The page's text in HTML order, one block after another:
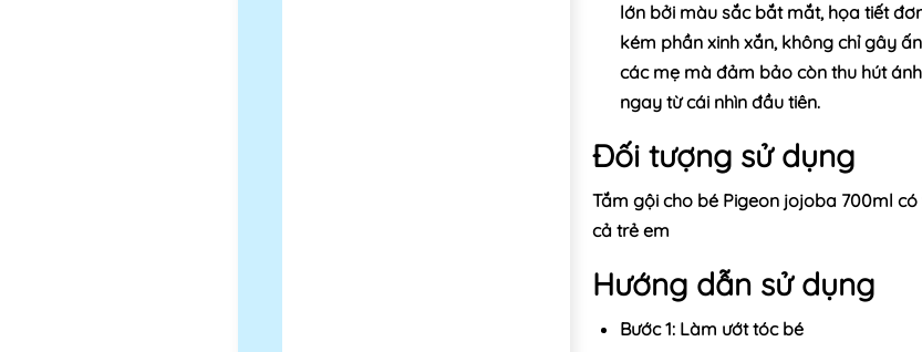
lớn bởi màu sắc bắt mắt, họa tiết
kém phần xinh xắn, không chỉ gây
các mẹ mà đảm bảo còn thu hút
ngay từ cái nhìn đầu tiên.
Đối tượng sử dụng
Tắm gội cho bé Pigeon jojoba 700ml
cả trẻ em
Hướng dẫn sử dụng
Bước 1: Làm ướt tóc bé